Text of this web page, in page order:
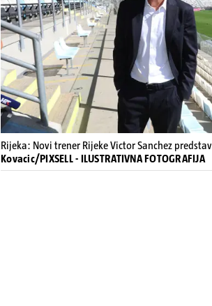
Rijeka: Novi trener Rijeke Victor Sanchez
Kovacic/PIXSELL - ILUSTRATIVNA FOTOGRAFIJA